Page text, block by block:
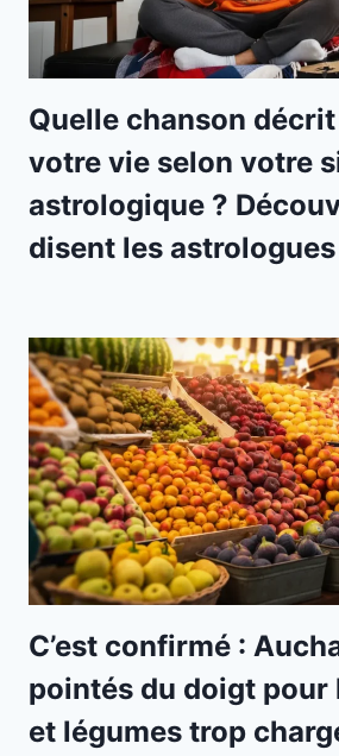
Quelle chanson
votre vie selon votre
astrologique ?
disent les astrologues
C’est confirmé :
pointés du doigt
et légumes trop